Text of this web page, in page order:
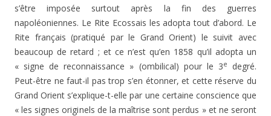
s’être imposée surtout après la fin des guerres
napoléoniennes. Le Rite Ecossais les adopta tout d’abord. Le
Rite français (prati­qué par le Grand Orient) le suivit avec
beaucoup de re­tard ; et ce n’est qu’en 1858 qu’il adopta un
« signe de reconnaissance » (ombilical) pour le 3e
degré.
Peut-être ne faut-il pas trop s’en étonner, et cette réserve du
Grand Orient s’explique-t-elle par une certaine conscience que
« les signes originels de la maîtrise sont perdus » et ne seront